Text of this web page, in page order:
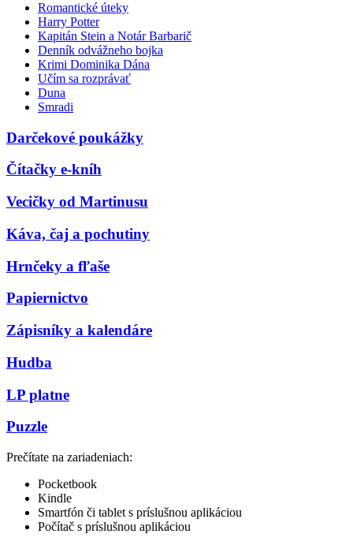
Romantické úteky
Harry Potter
Kapitán Stein a Notár Barbarič
Denník odvážneho bojka
Krimi Dominika Dána
Učím sa rozprávať
Duna
Smradi
Darčekové poukážky
Čítačky e-kníh
Vecičky od Martinusu
Káva, čaj a pochutiny
Hrnčeky a fľaše
Papiernictvo
Zápisníky a kalendáre
Hudba
LP platne
Puzzle
Prečítate na zariadeniach:
Pocketbook
Kindle
Smartfón či tablet s príslušnou aplikáciou
Počítač s príslušnou aplikáciou